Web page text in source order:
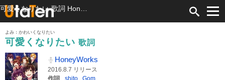
よみ：かわいくなりたい
可愛くなりたい 歌詞
HoneyWorks
2016.8.7 リリース
作詞
shito , Gom